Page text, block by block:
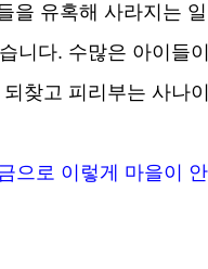
유혹해 사라지는
니다. 수많은 아이
찾고 피리부는 사나
으로 이렇게 마을이